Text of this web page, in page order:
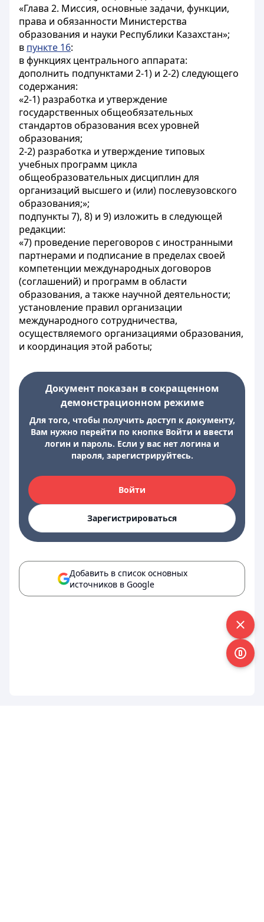
«Глава 2. Миссия, основные задачи, функции,
права и обязанности Министерства
образования и науки Республики Казахстан»;
в пункте 16:
в функциях центрального аппарата:
дополнить подпунктами 2-1) и 2-2) следующего
содержания:
«2-1) разработка и утверждение
государственных общеобязательных
стандартов образования всех уровней
образования;
2-2) разработка и утверждение типовых
учебных программ цикла
общеобразовательных дисциплин для
организаций высшего и (или) послевузовского
образования;»;
подпункты 7), 8) и 9) изложить в следующей
редакции:
«7) проведение переговоров с иностранными
партнерами и подписание в пределах своей
компетенции международных договоров
(соглашений) и программ в области
образования, а также научной деятельности;
установление правил организации
международного сотрудничества,
осуществляемого организациями образования,
и координация этой работы;
Документ показан в сокращенном
демонстрационном режиме
Для того, чтобы получить доступ к документу,
Вам нужно перейти по кнопке Войти и ввести
логин и пароль. Если у вас нет логина и
пароля, зарегистрируйтесь.
Войти
Зарегистрироваться
Добавить в список основных
источников в Google